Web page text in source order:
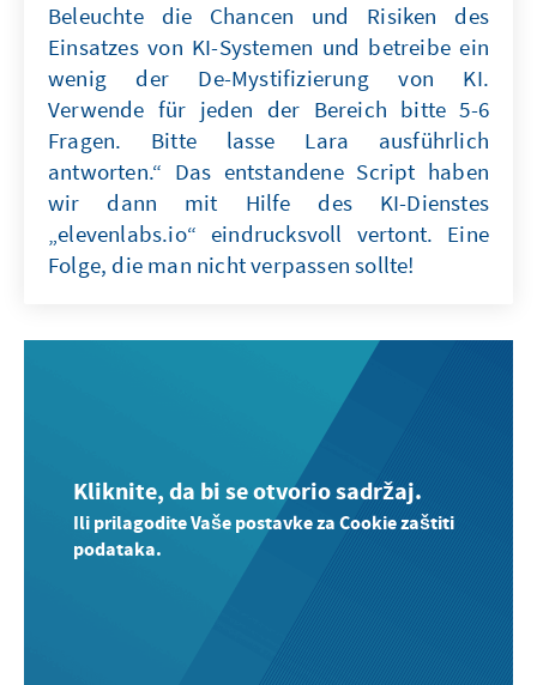
Beleuchte die Chancen und Risiken des
Einsatzes von KI-Systemen und betreibe ein
wenig der De-Mystifizierung von KI.
Verwende für jeden der Bereich bitte 5-6
Fragen. Bitte lasse Lara ausführlich
antworten.“ Das entstandene Script haben
wir dann mit Hilfe des KI-Dienstes
„elevenlabs.io“ eindrucksvoll vertont. Eine
Folge, die man nicht verpassen sollte!
Kliknite, da bi se otvorio sadržaj.
Ili prilagodite Vaše postavke za Cookie zaštiti
podataka.